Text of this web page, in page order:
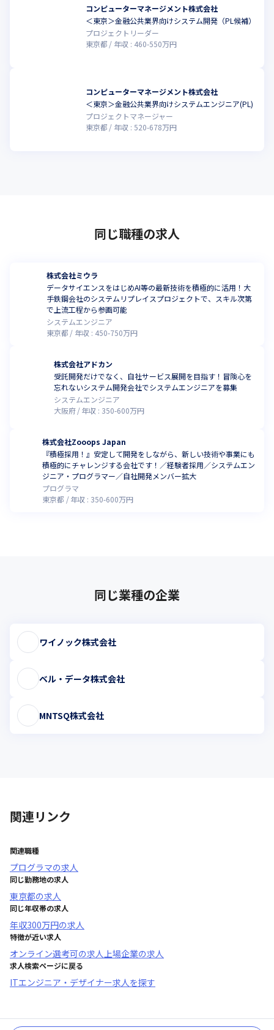
コンピューターマネージメント株式会社
＜東京＞金融公共業界向けシステム開発（PL候補）
プロジェクトリーダー
東京都
年収 : 460-550万円
コンピューターマネージメント株式会社
＜東京＞金融公共業界向けシステムエンジニア(PL)
プロジェクトマネージャー
東京都
年収 : 520-678万円
同じ職種の求人
株式会社ミウラ
データサイエンスをはじめAI等の最新技術を積極的に活用！大
手鉄鋼会社のシステムリプレイスプロジェクトで、スキル次第
で上流工程から参画可能
システムエンジニア
東京都
年収 : 450-750万円
株式会社アドカン
受託開発だけでなく、自社サービス展開を目指す！冒険心を
忘れないシステム開発会社でシステムエンジニアを募集
システムエンジニア
大阪府
年収 : 350-600万円
株式会社Zooops Japan
『積極採用！』安定して開発をしながら、新しい技術や事業にも
積極的にチャレンジする会社です！／経験者採用／システムエン
ジニア・プログラマー／自社開発メンバー拡大
プログラマ
東京都
年収 : 350-600万円
同じ業種の企業
ワイノック株式会社
ベル・データ株式会社
MNTSQ株式会社
関連リンク
関連職種
プログラマの求人
同じ勤務地の求人
東京都の求人
同じ年収帯の求人
年収300万円の求人
特徴が近い求人
オンライン選考可の求人上場企業の求人
求人検索ページに戻る
ITエンジニア・デザイナー求人を探す